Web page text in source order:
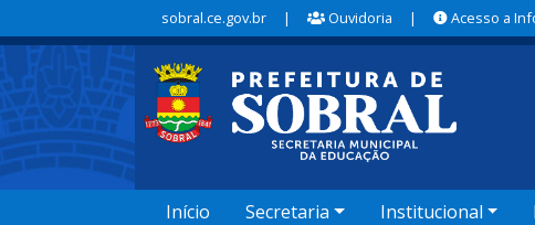
sobral.ce.gov.br | Ouvidoria | Acesso a
Início Secretaria Institucional